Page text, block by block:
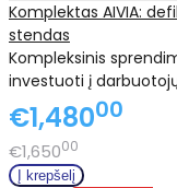
Komplektas AIVIA:
stendas
Kompleksinis
investuoti į
€1,48000
€1,65000